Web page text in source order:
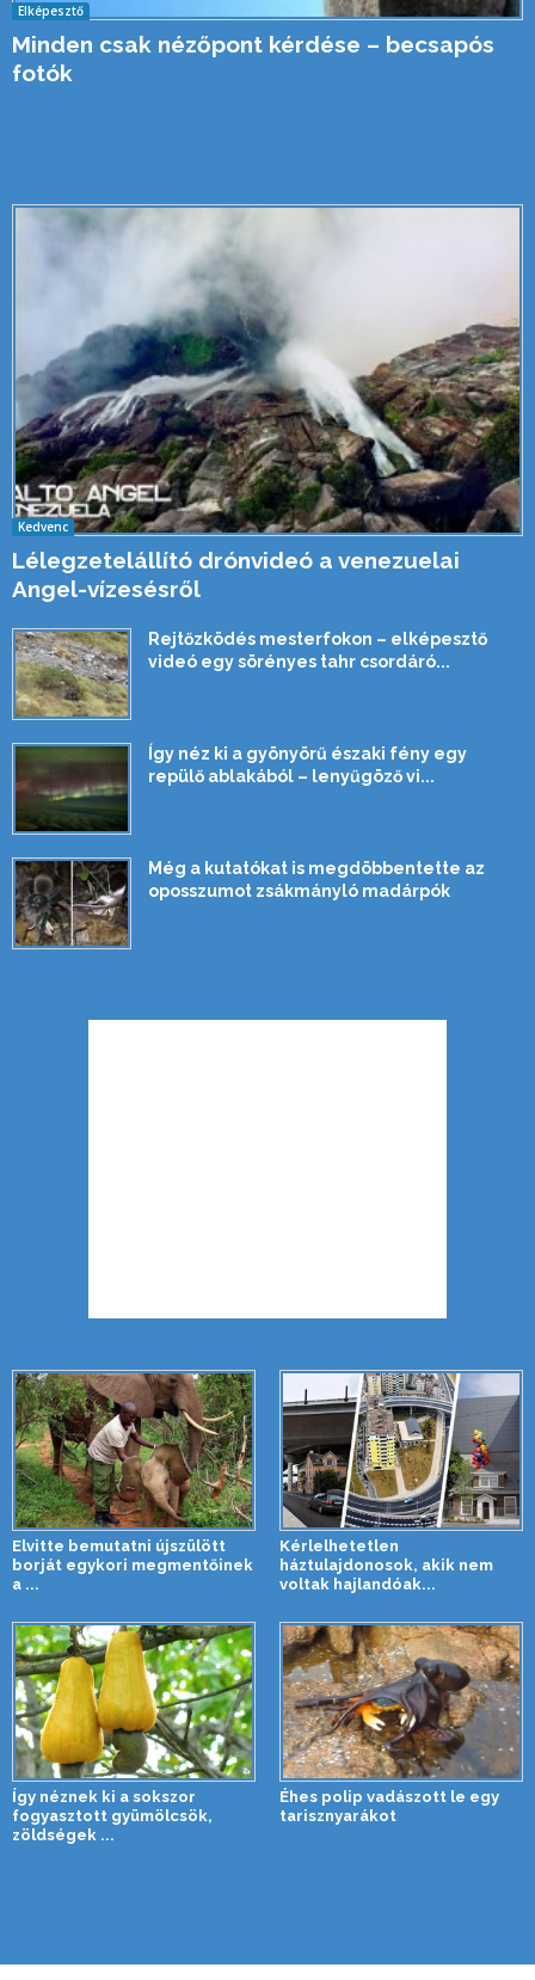
Elképesztő
Minden csak nézőpont kérdése – becsapós
fotók
Kedvenc
Lélegzetelállító drónvideó a venezuelai
Angel-vízesésről
Rejtőzködés mesterfokon – elképesztő
videó egy sörényes tahr csordáró...
Így néz ki a gyönyörű északi fény egy
repülő ablakából – lenyűgöző vi...
Még a kutatókat is megdöbbentette az
oposszumot zsákmányló madárpók
Elvitte bemutatni újszülött
borját egykori megmentőinek
a ...
Kérlelhetetlen
háztulajdonosok, akik nem
voltak hajlandóak...
Így néznek ki a sokszor
fogyasztott gyümölcsök,
zöldségek ...
Éhes polip vadászott le egy
tarisznyarákot